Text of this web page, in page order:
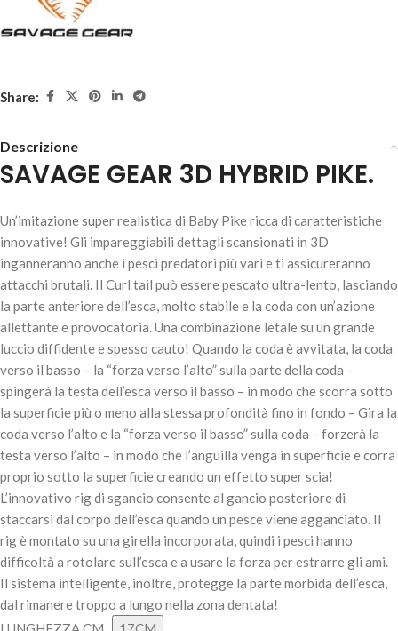
5 disponibili
AGGIUNGI AL
CARRELLO
SAVAGE GEAR 3D HYBRID PIKE – LEMON PIKE
19,50€ 5 disponibili
Share:
Descrizione
SAVAGE GEAR 3D HYBRID PIKE.
Un’imitazione super realistica di Baby Pike ricca di caratteristiche
innovative! Gli impareggiabili dettagli scansionati in 3D
inganneranno anche i pesci predatori più vari e ti assicureranno
attacchi brutali. Il Curl tail può essere pescato ultra-lento, lasciando
la parte anteriore dell’esca, molto stabile e la coda con un’azione
allettante e provocatoria. Una combinazione letale su un grande
luccio diffidente e spesso cauto! Quando la coda è avvitata, la coda
verso il basso – la “forza verso l’alto” sulla parte della coda –
spingerà la testa dell’esca verso il basso – in modo che scorra sotto
la superficie più o meno alla stessa profondità fino in fondo – Gira la
coda verso l’alto e la “forza verso il basso” sulla coda – forzerà la
testa verso l’alto – in modo che l’anguilla venga in superficie e corra
proprio sotto la superficie creando un effetto super scia!
L’innovativo rig di sgancio consente al gancio posteriore di
staccarsi dal corpo dell’esca quando un pesce viene agganciato. Il
rig è montato su una girella incorporata, quindi i pesci hanno
difficoltà a rotolare sull’esca e a usare la forza per estrarre gli ami.
Il sistema intelligente, inoltre, protegge la parte morbida dell’esca,
dal rimanere troppo a lungo nella zona dentata!